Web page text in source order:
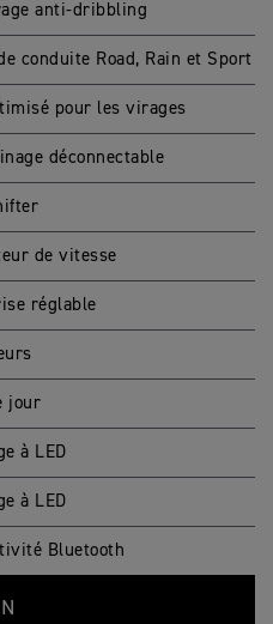
anti-dribbling
conduite Road, Rain et Sport
pour les virages
déconnectable
de vitesse
réglable
jour
à LED
à LED
Bluetooth